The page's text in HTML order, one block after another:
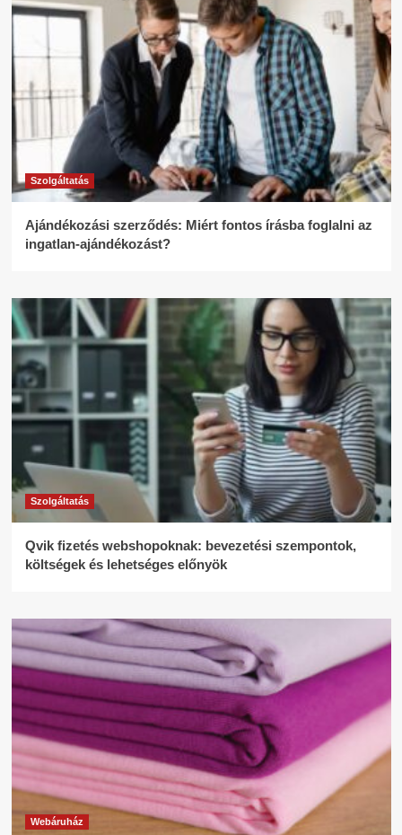
Szolgáltatás
Ajándékozási szerződés: Miért fontos írásba foglalni az
ingatlan-ajándékozást?
Szolgáltatás
Qvik fizetés webshopoknak: bevezetési szempontok,
költségek és lehetséges előnyök
Webáruház